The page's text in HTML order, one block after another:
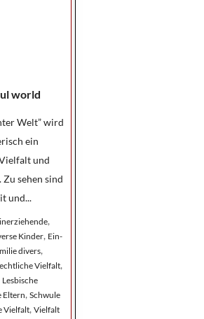
world
Welt” wird
ein
und
sehen sind
und...
,
Kinder, Ein-
divers,
Vielfalt,
Lesbische
Eltern, Schwule
Vielfalt, Vielfalt